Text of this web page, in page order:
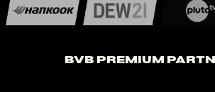
BVB Premium